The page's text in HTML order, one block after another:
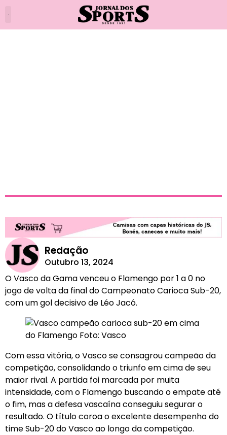
Redação
Outubro 13, 2024
O Vasco da Gama venceu o Flamengo por 1 a 0 no
jogo de volta da final do Campeonato Carioca Sub-20,
com um gol decisivo de Léo Jacó.
Com essa vitória, o Vasco se consagrou campeão da
competição, consolidando o triunfo em cima de seu
maior rival. A partida foi marcada por muita
intensidade, com o Flamengo buscando o empate até
o fim, mas a defesa vascaína conseguiu segurar o
resultado. O título coroa o excelente desempenho do
time Sub-20 do Vasco ao longo da competição.